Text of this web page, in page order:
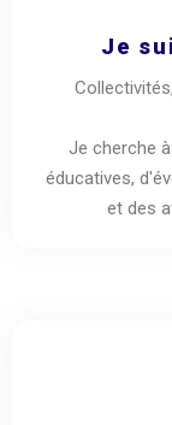
Je
Je cherche
éducatives,
et des